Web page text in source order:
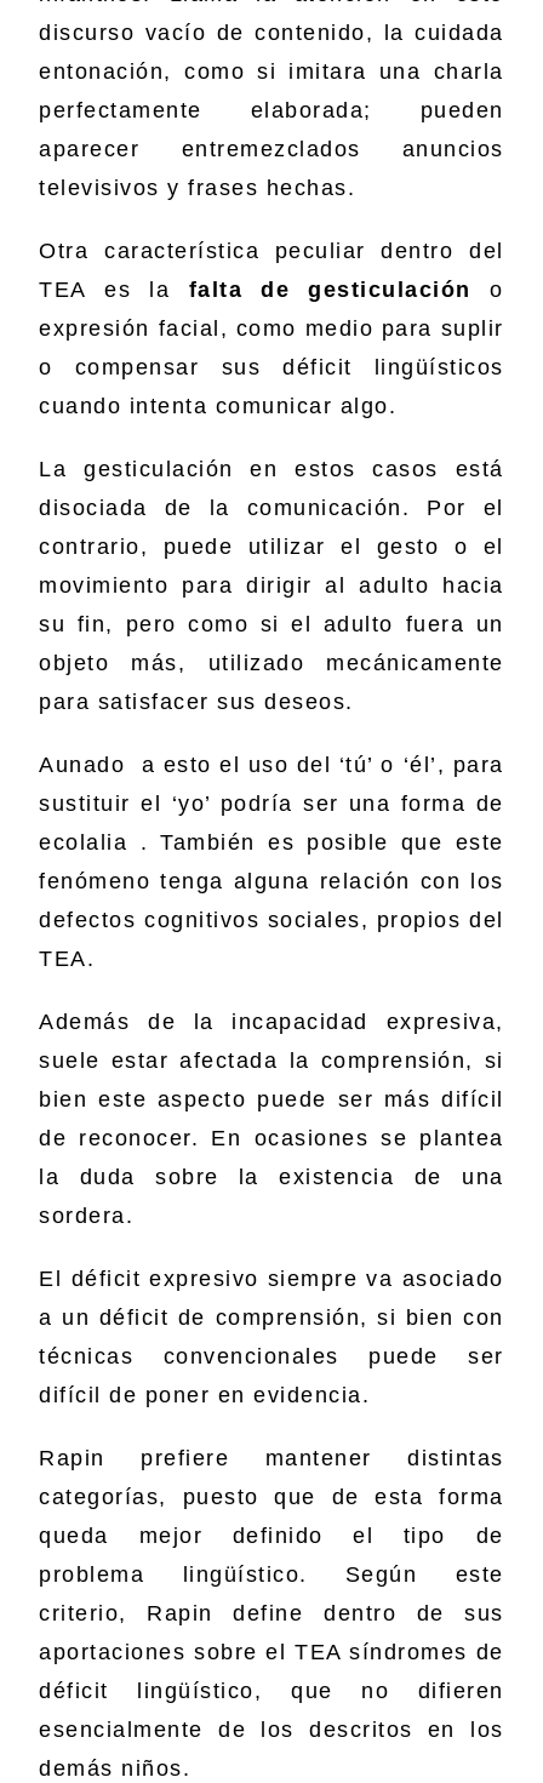
discurso vacío de contenido, la cuidada
entonación, como si imitara una charla
perfectamente elaborada; pueden
aparecer entremezclados anuncios
televisivos y frases hechas.
Otra característica peculiar dentro del
TEA es la falta de gesticulación
o
expresión facial, como medio para suplir
o compensar sus déficit lingüísticos
cuando intenta comunicar algo.
La gesticulación en estos casos está
disociada de la comunicación. Por el
contrario, puede utilizar el gesto o el
movimiento para dirigir al adulto hacia
su fin, pero como si el adulto fuera un
objeto más, utilizado mecánicamente
para satisfacer sus deseos.
Aunado a esto el uso del ‘tú’ o ‘él’, para
sustituir el ‘yo’ podría ser una forma de
ecolalia . También es posible que este
fenómeno tenga alguna relación con los
defectos cognitivos sociales, propios del
TEA.
Además de la incapacidad expresiva,
suele estar afectada la comprensión, si
bien este aspecto puede ser más difícil
de reconocer. En ocasiones se plantea
la duda sobre la existencia de una
sordera.
El déficit expresivo siempre va asociado
a un déficit de comprensión, si bien con
técnicas convencionales puede ser
difícil de poner en evidencia.
Rapin prefiere mantener distintas
categorías, puesto que de esta forma
queda mejor definido el tipo de
problema lingüístico. Según este
criterio, Rapin define dentro de sus
aportaciones sobre el TEA síndromes de
déficit lingüístico, que no difieren
esencialmente de los descritos en los
demás niños.